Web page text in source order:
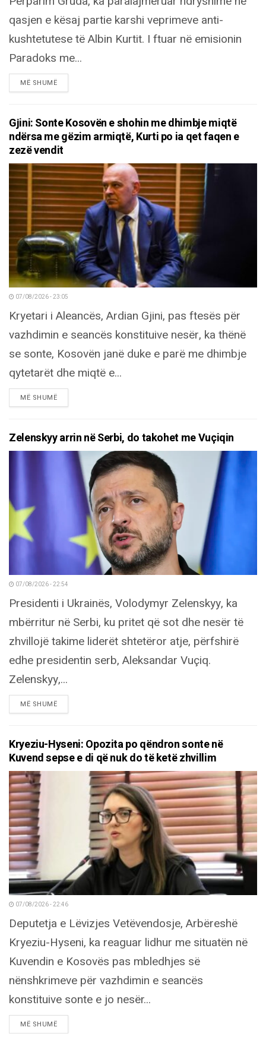
qasjen e kësaj partie karshi veprimeve anti-
kushtetutese të Albin Kurtit. I ftuar në emisionin
Paradoks me...
MË SHUMËDETAILS
Gjini: Sonte Kosovën e shohin me dhimbje miqtë
ndërsa me gëzim armiqtë, Kurti po ia qet faqen e
zezë vendit
07/08/2026 - 23:05
Kryetari i Aleancës, Ardian Gjini, pas ftesës për
vazhdimin e seancës konstituive nesër, ka thënë
se sonte, Kosovën janë duke e parë me dhimbje
qytetarët dhe miqtë e...
MË SHUMËDETAILS
Zelenskyy arrin në Serbi, do takohet me Vuçiqin
07/08/2026 - 22:54
Presidenti i Ukrainës, Volodymyr Zelenskyy, ka
mbërritur në Serbi, ku pritet që sot dhe nesër të
zhvillojë takime liderët shtetëror atje, përfshirë
edhe presidentin serb, Aleksandar Vuçiq.
Zelenskyy,...
MË SHUMËDETAILS
Kryeziu-Hyseni: Opozita po qëndron sonte në
Kuvend sepse e di që nuk do të ketë zhvillim
07/08/2026 - 22:46
Deputetja e Lëvizjes Vetëvendosje, Arbëreshë
Kryeziu-Hyseni, ka reaguar lidhur me situatën në
Kuvendin e Kosovës pas mbledhjes së
nënshkrimeve për vazhdimin e seancës
konstituive sonte e jo nesër...
MË SHUMËDETAILS